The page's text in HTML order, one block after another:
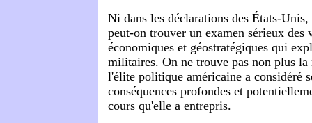
Ni dans les déclarations des États-
peut-on trouver un examen sérieux des
économiques et géostratégiques qui
militaires. On ne trouve pas non plus la
l'élite politique américaine a considéré
conséquences profondes et
cours qu'elle a entrepris.